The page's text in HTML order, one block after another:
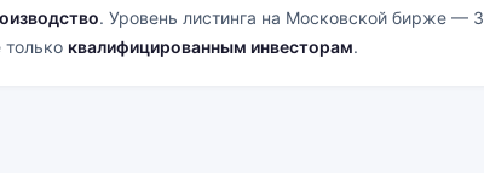
. Уровень листинга на Московской бирже — 3
квалифицированным инвесторам.